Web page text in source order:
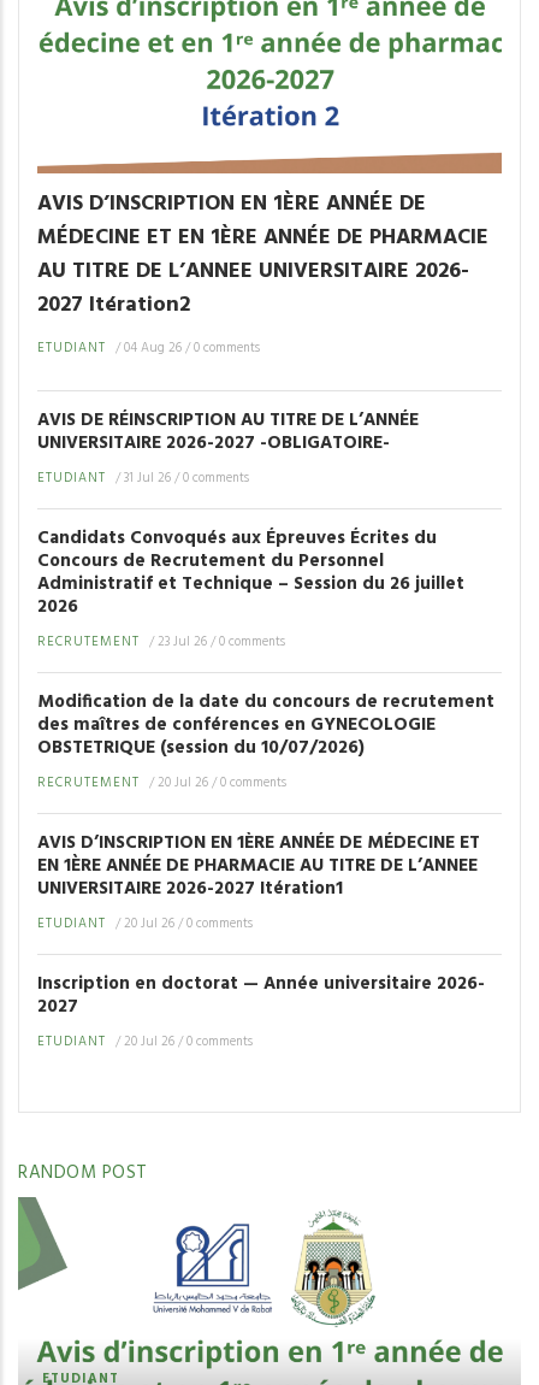
AVIS D’INSCRIPTION EN 1ÈRE ANNÉE DE
MÉDECINE ET EN 1ÈRE ANNÉE DE PHARMACIE
AU TITRE DE L’ANNEE UNIVERSITAIRE 2026-
2027 Itération2
ETUDIANT /04 Aug 26/0 comments
AVIS DE RÉINSCRIPTION AU TITRE DE L’ANNÉE
UNIVERSITAIRE 2026-2027 -OBLIGATOIRE-
ETUDIANT /31 Jul 26/0 comments
Candidats Convoqués aux Épreuves Écrites du
Concours de Recrutement du Personnel
Administratif et Technique – Session du 26 juillet
2026
RECRUTEMENT /23 Jul 26/0 comments
Modification de la date du concours de recrutement
des maîtres de conférences en GYNECOLOGIE
OBSTETRIQUE (session du 10/07/2026)
RECRUTEMENT /20 Jul 26/0 comments
AVIS D’INSCRIPTION EN 1ÈRE ANNÉE DE MÉDECINE ET
EN 1ÈRE ANNÉE DE PHARMACIE AU TITRE DE L’ANNEE
UNIVERSITAIRE 2026-2027 Itération1
ETUDIANT /20 Jul 26/0 comments
Inscription en doctorat — Année universitaire 2026-
2027
ETUDIANT /20 Jul 26/0 comments
RANDOM POST
ETUDIANT